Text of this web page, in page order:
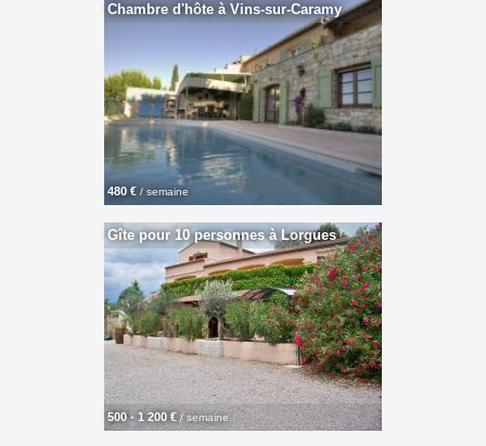
Chambre d'hôte à Vins-sur-Caramy
480 € / semaine
Gîte pour 10 personnes à Lorgues
500 - 1 200 € / semaine